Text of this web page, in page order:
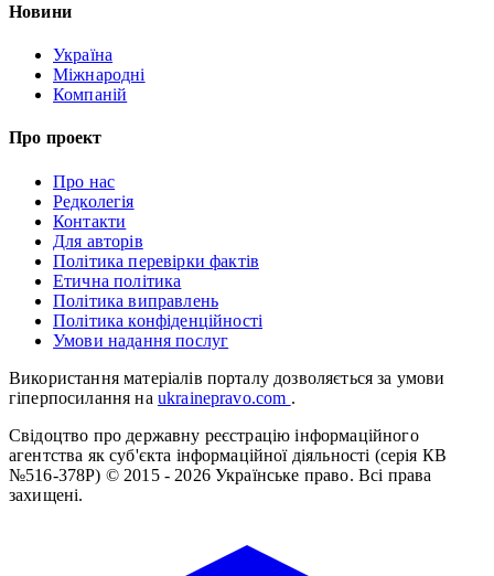
Новини
Україна
Міжнародні
Компаній
Про проект
Про нас
Редколегія
Контакти
Для авторів
Політика перевірки фактів
Етична політика
Політика виправлень
Політика конфіденційності
Умови надання послуг
Використання матеріалів порталу дозволяється за умови
гіперпосилання на ukrainepravo.com .
Свідоцтво про державну реєстрацію інформаційного
агентства як суб'єкта інформаційної діяльності (серія КВ
№516-378Р) © 2015 - 2026 Українське право. Всі права
захищені.